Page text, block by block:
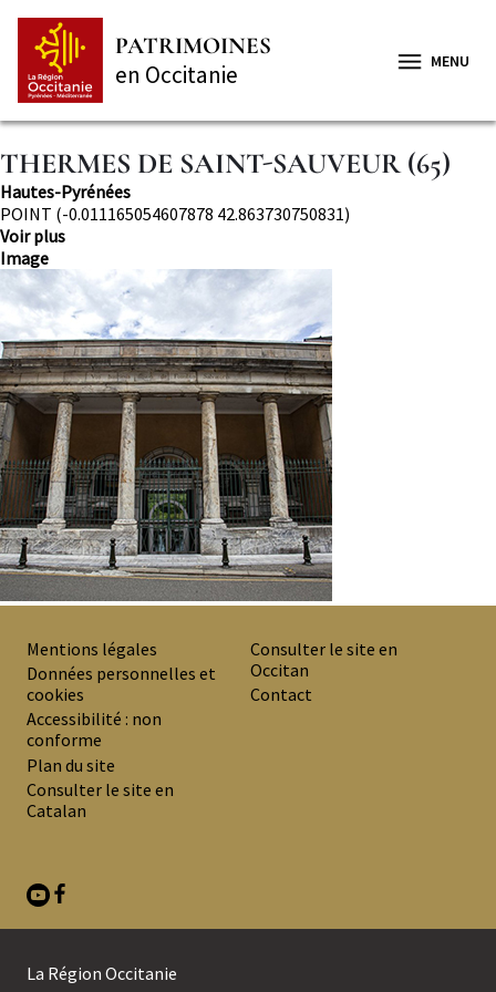
contenu
principal
PATRIMOINES
en Occitanie MENU
THERMES DE SAINT-SAUVEUR (65)
Département
Hautes-Pyrénées
Localisation
POINT (-0.011165054607878 42.863730750831)
Voir plus
Image
Image
PREMIER
MENU
DE
BAS
DE
Mentions légales
Données personnelles et
cookies
Accessibilité : non
conforme
Plan du site
Consulter le site en
Catalan
Consulter le site en
Occitan
Contact
La Région Occitanie